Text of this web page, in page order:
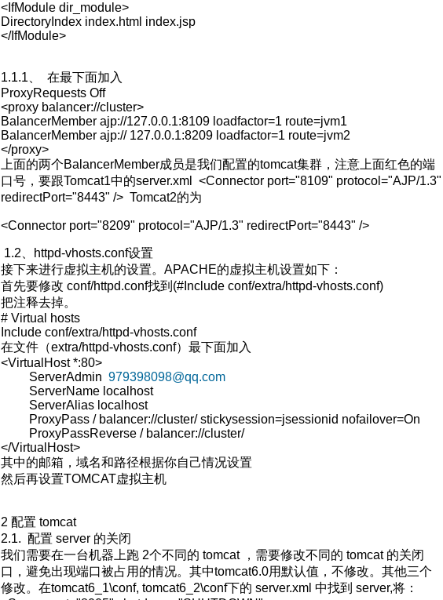
<IfModule dir_module>
DirectoryIndex index.html index.jsp
</IfModule>
1.1.1、 在最下面加入
ProxyRequests Off
<proxy balancer://cluster>
BalancerMember ajp://127.0.0.1:8109 loadfactor=1 route=jvm1
BalancerMember ajp:// 127.0.0.1:8209 loadfactor=1 route=jvm2
</proxy>
上面的两个BalancerMember成员是我们配置的tomcat集群，注意上面红色的端
口号，要跟Tomcat1中的server.xml <Connector port="8109" protocol="AJP/1.3"
redirectPort="8443" /> Tomcat2的为
<Connector port="8209" protocol="AJP/1.3" redirectPort="8443" />
1.2、httpd-vhosts.conf设置
接下来进行虚拟主机的设置。APACHE的虚拟主机设置如下：
首先要修改 conf/httpd.conf找到(#Include conf/extra/httpd-vhosts.conf)
把注释去掉。
# Virtual hosts
Include conf/extra/httpd-vhosts.conf
在文件（extra/httpd-vhosts.conf）最下面加入
<VirtualHost *:80>
ServerAdmin 979398098@qq.com
ServerName localhost
ServerAlias localhost
ProxyPass / balancer://cluster/ stickysession=jsessionid nofailover=On
ProxyPassReverse / balancer://cluster/
</VirtualHost>
其中的邮箱，域名和路径根据你自己情况设置
然后再设置TOMCAT虚拟主机
2 配置 tomcat
2.1. 配置 server 的关闭
我们需要在一台机器上跑 2个不同的 tomcat ，需要修改不同的 tomcat 的关闭
口，避免出现端口被占用的情况。其中tomcat6.0用默认值，不修改。其他三个
修改。在tomcat6_1\conf, tomcat6_2\conf下的 server.xml 中找到 server,将：